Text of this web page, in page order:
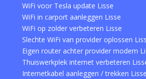
WiFi voor Tesla update Lisse
WiFi in carport aanleggen Lisse
WiFi op zolder verbeteren Lisse
Slechte WiFi van provider oplossen
Eigen router achter provider modem
Thuiswerkplek internet verbeteren
Internetkabel aanleggen / trekken Lisse